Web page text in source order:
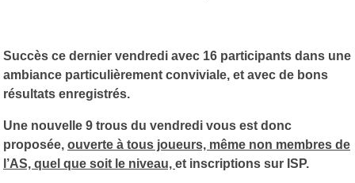
Succès ce dernier vendredi avec 16 participants dans une
ambiance particulièrement conviviale, et avec de bons
résultats enregistrés.
Une nouvelle 9 trous du vendredi vous est donc
proposée, ouverte à tous joueurs, même non membres de
l’AS, quel que soit le niveau, et inscriptions sur ISP.